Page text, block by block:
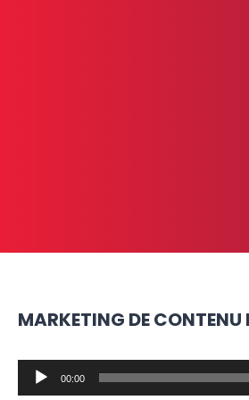
MARKETING DE CONTENU
audio
00:00